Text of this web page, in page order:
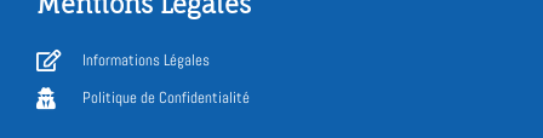
Informations Légales
Politique de Confidentialité